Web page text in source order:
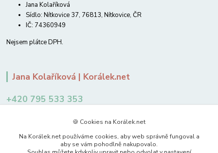
Jana Kolaříková
Sídlo: Nítkovice 37, 76813, Nítkovice, ČR
IČ: 74360949
Nejsem plátce DPH.
Jana Kolaříková | Korálek.net
+420 795 533 353
🍪 Cookies na Korálek.net
Na Korálek.net používáme cookies, aby web správně fungoval a
aby se vám pohodlně nakupovalo.